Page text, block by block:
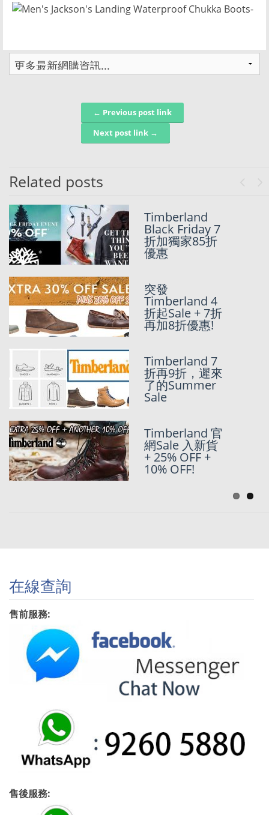
Post navigation← Previous post link
Next post link →
Related posts
Timberland美
國官網最新
SALE – UP TO
40% OFF!!!
美國限
定!!!Tommy
Hilfiger X
Timberland聯
乘款式!!!
Timberland美
國官網SALE-
UP TO 40%
OFF!!!
Timberland 美
國官網
Memorial 75
折Sale~~
Timberland
Black Friday 7
折加獨家85折
優惠
突發
Timberland 4
折起Sale + 7折
再加8折優惠!
Timberland 7
折再9折，遲來
了的Summer
Sale
Timberland 官
網Sale 入新貨
+ 25% OFF +
10% OFF!
在線查詢
售前服務:
售後服務: